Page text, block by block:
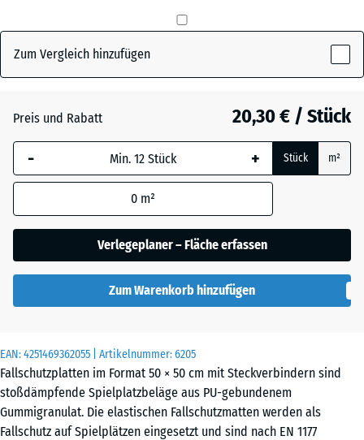
EAN:4251469362055 | Artikelnummer:6205
Fallschutzplatten im Format 50 × 50 cm mit Steckverbindern sind
stoßdämpfende Spielplatzbeläge aus PU-gebundenem
Gummigranulat. Die elastischen Fallschutzmatten werden als
Fallschutz auf Spielplätzen eingesetzt und sind nach EN 1177
Ziegelrot(active)
+ 1,70 €
x
500
Die gewählte, blau
umrandete
Abmessung wird
Produktdaten nicht
anders angegeben)
für die
Bedarfsberechnung
x
50
x 8
cm
Zum Vergleich hinzufügen
Preis und Rabatt 20,30 € / Stück
- + Stück m²
0 m²
Verlegeplaner – Fläche erfassen
Zum Warenkorb hinzufügen